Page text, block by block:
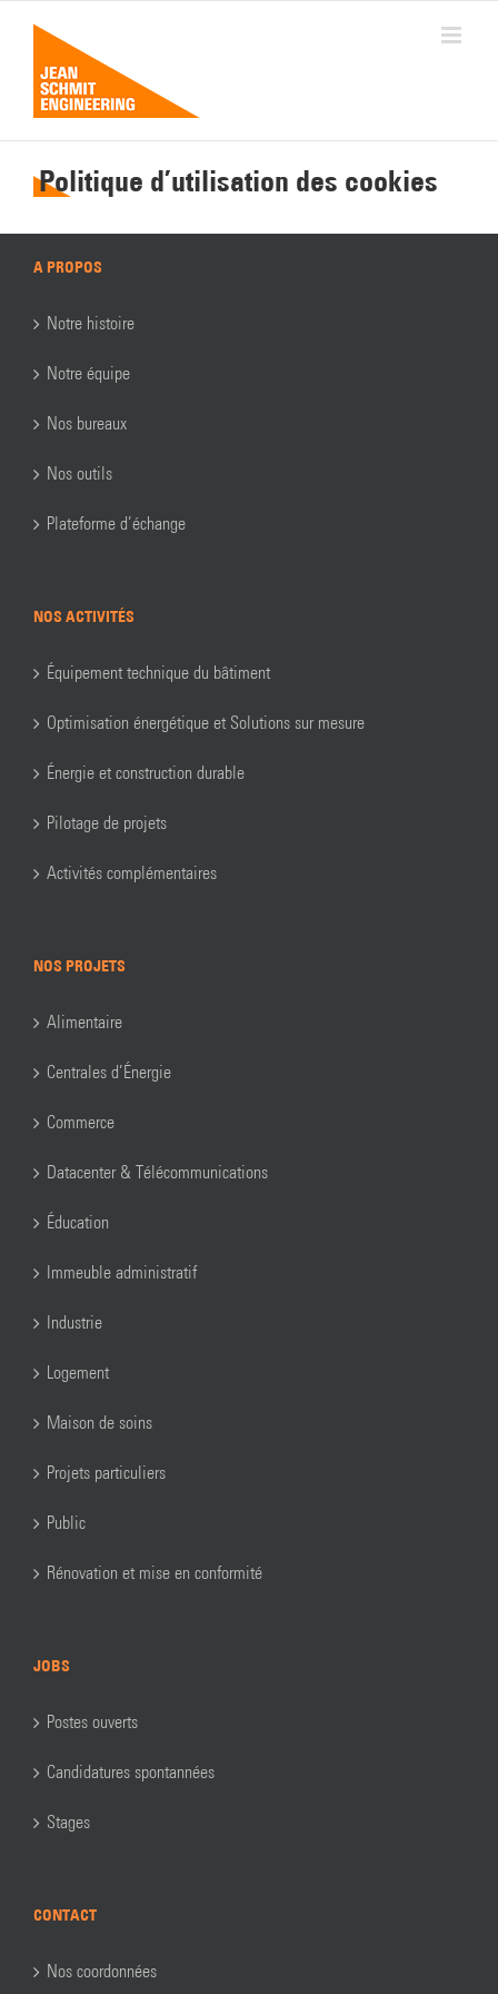
contenu
Politique d’utilisation des cookies
A PROPOS
Notre histoire
Notre équipe
Nos bureaux
Nos outils
Plateforme d’échange
NOS ACTIVITÉS
Équipement technique du bâtiment
Optimisation énergétique et Solutions sur mesure
Énergie et construction durable
Pilotage de projets
Activités complémentaires
NOS PROJETS
Alimentaire
Centrales d’Énergie
Commerce
Datacenter & Télécommunications
Éducation
Immeuble administratif
Industrie
Logement
Maison de soins
Projets particuliers
Public
Rénovation et mise en conformité
JOBS
Postes ouverts
Candidatures spontannées
Stages
CONTACT
Nos coordonnées